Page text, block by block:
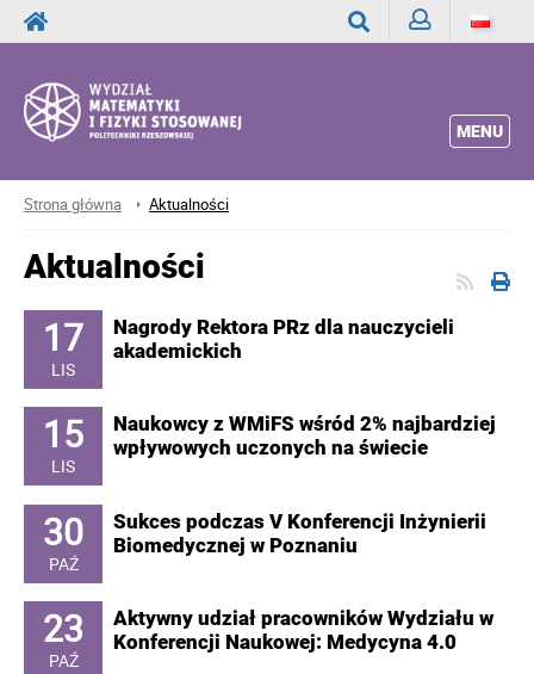
MENU
Strona główna Aktualności
Aktualności
17
LIS
Nagrody Rektora PRz dla nauczycieli
akademickich
15
LIS
Naukowcy z WMiFS wśród 2% najbardziej
wpływowych uczonych na świecie
30
PAŹ
Sukces podczas V Konferencji Inżynierii
Biomedycznej w Poznaniu
23
PAŹ
Aktywny udział pracowników Wydziału w
Konferencji Naukowej: Medycyna 4.0